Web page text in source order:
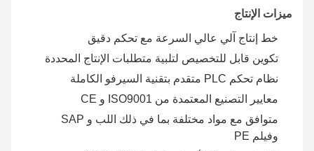
ميزات الإنتاج
خط إنتاج آلي عالي السرعة مع تحكم دقيق
تكوين قابل للتخصيص لتلبية متطلبات الإنتاج المحددة
نظام تحكم PLC متقدم بتقنية السيرفو الكاملة
معايير التصنيع المعتمدة من ISO9001 و CE
متوافق مع مواد مختلفة بما في ذلك اللب و SAP
وفيلم PE